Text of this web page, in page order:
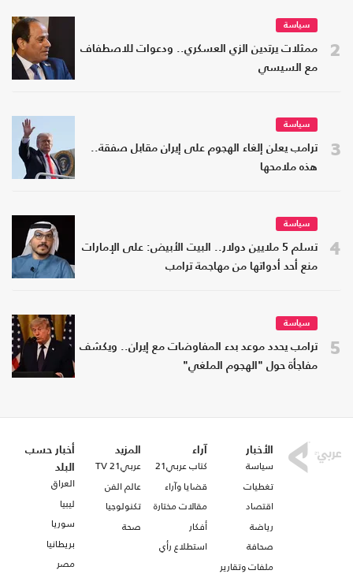
2
سياسة
ممثلات يرتدين الزي العسكري.. ودعوات للاصطفاف
مع السيسي
3
سياسة
ترامب يعلن إلغاء الهجوم على إيران مقابل صفقة..
هذه ملامحها
4
سياسة
تسلم 5 ملايين دولار.. البيت الأبيض: على الإمارات
منع أحد أدواتها من مهاجمة ترامب
5
سياسة
ترامب يحدد موعد بدء المفاوضات مع إيران.. ويكشف
مفاجأة حول "الهجوم الملغي"
الأخبار
سياسة
تغطيات
اقتصاد
رياضة
صحافة
ملفات وتقارير
آراء
كتاب عربي21
قضايا وآراء
مقالات مختارة
أفكار
استطلاع رأي
المزيد
عربي21 TV
عالم الفن
تكنولوجيا
صحة
أخبار حسب
البلد
العراق
ليبيا
سوريا
بريطانيا
مصر